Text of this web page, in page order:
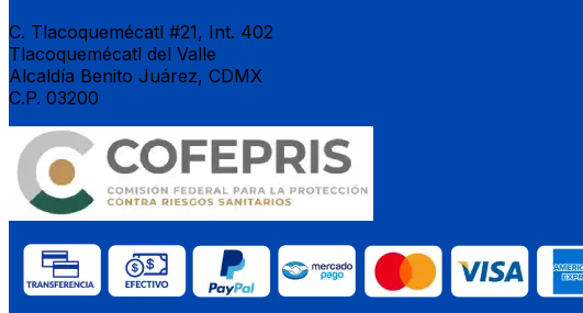
C. Tlacoquemécatl #21, Int. 402
Tlacoquemécatl del Valle
Alcaldía Benito Juárez, CDMX
C.P. 03200